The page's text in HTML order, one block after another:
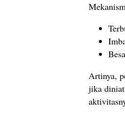
Artinya,
jika